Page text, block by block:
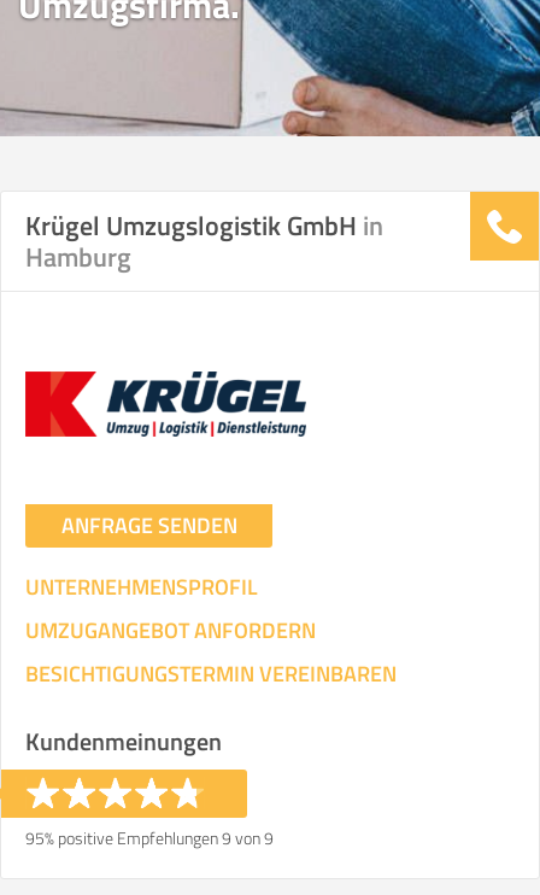
Krügel Umzugslogistik GmbH in
Hamburg
ANFRAGE SENDEN
UNTERNEHMENSPROFIL
UMZUGANGEBOT ANFORDERN
BESICHTIGUNGSTERMIN VEREINBAREN
Kundenmeinungen
95% positive Empfehlungen 9 von 9